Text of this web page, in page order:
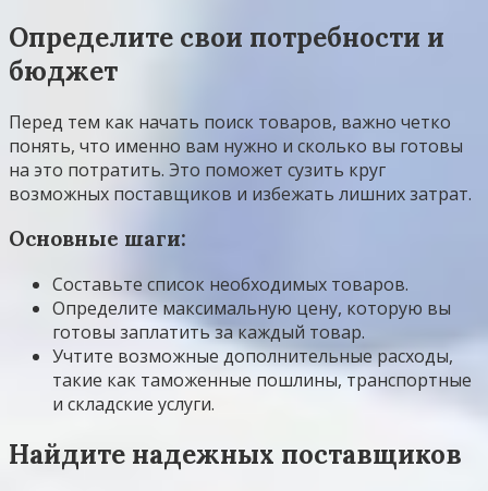
Определите свои потребности и
бюджет
Перед тем как начать поиск товаров, важно четко
понять, что именно вам нужно и сколько вы готовы
на это потратить. Это поможет сузить круг
возможных поставщиков и избежать лишних затрат.
Основные шаги:
Составьте список необходимых товаров.
Определите максимальную цену, которую вы
готовы заплатить за каждый товар.
Учтите возможные дополнительные расходы,
такие как таможенные пошлины, транспортные
и складские услуги.
Найдите надежных поставщиков